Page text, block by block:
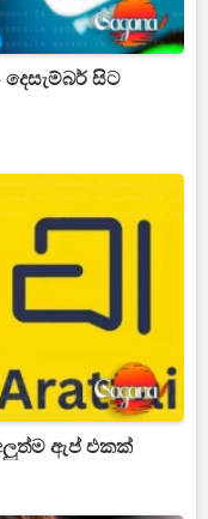
සිට
අලුත්ම ඇප් එකක්